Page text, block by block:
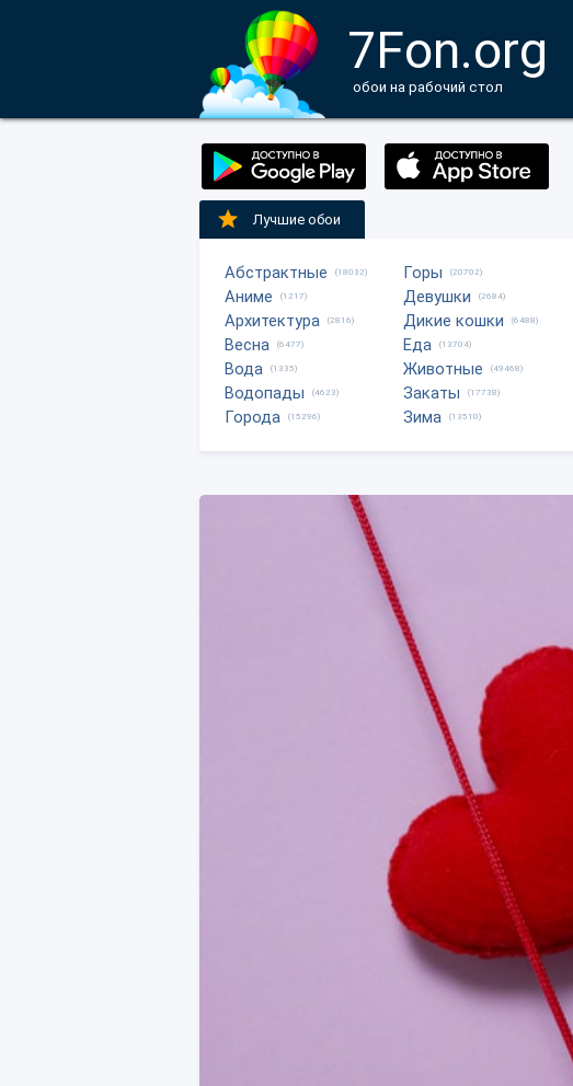
7Fon.org
обои на рабочий стол
Лучшие обои
Абстрактные (18032)
Аниме (1217)
Архитектура (2816)
Весна (6477)
Вода (1335)
Водопады (4623)
Города (15296)
Горы (20702)
Девушки (2684)
Дикие кошки (6488)
Еда (13704)
Животные (49468)
Закаты (17738)
Зима (13510)